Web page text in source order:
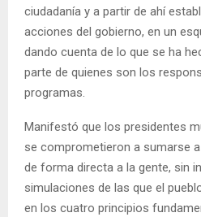
ciudadanía y a partir de ahí
acciones del gobierno, en un
dando cuenta de lo que se ha
parte de quienes son los
programas.
Manifestó que los presidentes
se comprometieron a sumarse
de forma directa a la gente, sin
simulaciones de las que el
en los cuatro principios